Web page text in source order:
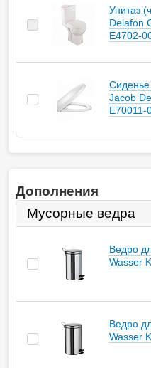
Унитаз
Delafon
E4702-
Сиденье
Jacob
E70011-
Дополнения
Мусорные ведра
Ведро
Wasser
Ведро
Wasser